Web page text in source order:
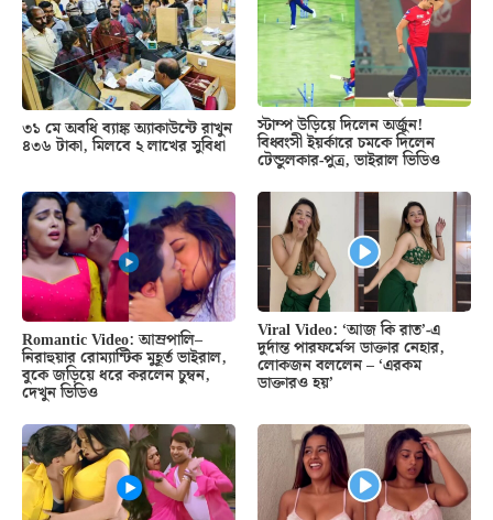
৩১ মে অবধি ব্যাঙ্ক অ্যাকাউন্টে রাখুন
৪৩৬ টাকা, মিলবে ২ লাখের সুবিধা
স্টাম্প উড়িয়ে দিলেন অর্জুন!
বিধ্বংসী ইয়র্কারে চমকে দিলেন
টেন্ডুলকার-পুত্র, ভাইরাল ভিডিও
Romantic Video: আম্রপালি–
নিরাহুয়ার রোম্যান্টিক মুহূর্ত ভাইরাল,
বুকে জড়িয়ে ধরে করলেন চুম্বন,
দেখুন ভিডিও
Viral Video: ‘আজ কি রাত’-এ
দুর্দান্ত পারফর্মেন্স ডাক্তার নেহার,
লোকজন বললেন – ‘এরকম
ডাক্তারও হয়’